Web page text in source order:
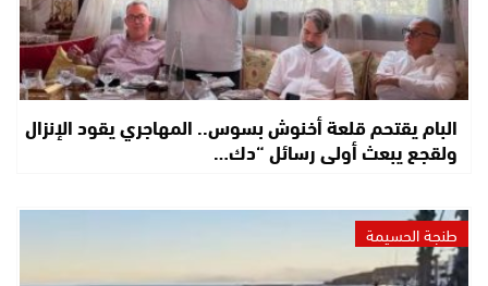
البام يقتحم قلعة أخنوش بسوس.. المهاجري يقود الإنزال
ولقجع يبعث أولى رسائل “دك…
طنجة الحسيمة